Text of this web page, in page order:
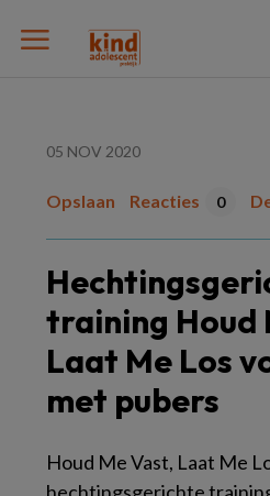
05 NOV 2020
Opslaan Reacties 0
training Houd
Laat Me Los
met pubers
Houd Me Vast, Laat Me